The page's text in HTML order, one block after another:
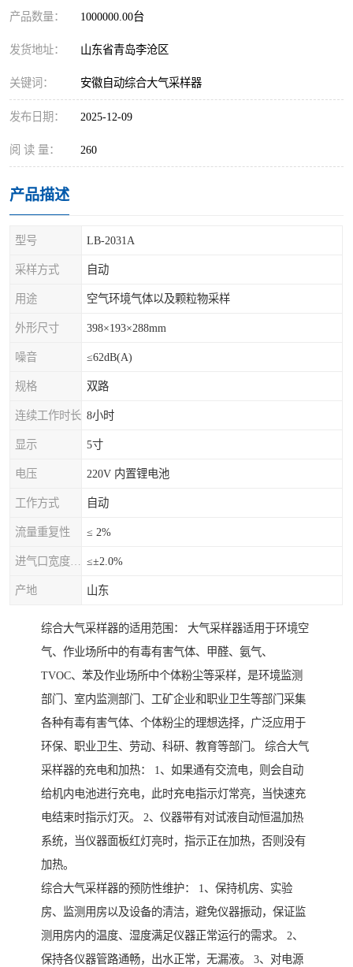
产品数量： 1000000.00台
发货地址： 山东省青岛李沧区
关键词： 安徽自动综合大气采样器
发布日期： 2025-12-09
阅 读 量： 260
产品描述
型号 LB-2031A
采样方式 自动
用途 空气环境气体以及颗粒物采样
外形尺寸 398×193×288mm
噪音 ≤62dB(A)
规格 双路
连续工作时长 8小时
显示 5寸
电压 220V 内置锂电池
工作方式 自动
流量重复性 ≤ 2%
≤±2.0%
产地 山东
综合大气采样器的适用范围： 大气采样器适用于环境空
气、作业场所中的有毒有害气体、甲醛、氨气、
TVOC、苯及作业场所中个体粉尘等采样，是环境监测
部门、室内监测部门、工矿企业和职业卫生等部门采集
各种有毒有害气体、个体粉尘的理想选择，广泛应用于
环保、职业卫生、劳动、科研、教育等部门。 综合大气
采样器的充电和加热： 1、如果通有交流电，则会自动
给机内电池进行充电，此时充电指示灯常亮，当快速充
电结束时指示灯灭。 2、仪器带有对试液自动恒温加热
系统，当仪器面板红灯亮时，指示正在加热，否则没有
加热。
综合大气采样器的预防性维护： 1、保持机房、实验
房、监测用房以及设备的清洁，避免仪器振动，保证监
测用房内的温度、湿度满足仪器正常运行的需求。 2、
保持各仪器管路通畅，出水正常，无漏液。 3、对电源